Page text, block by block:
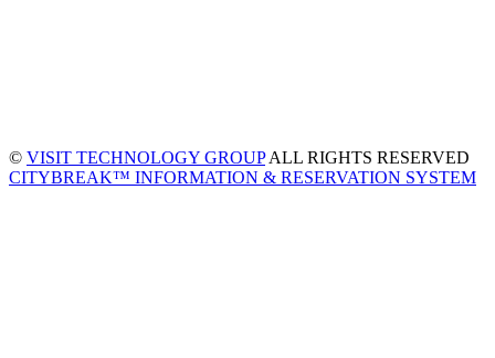
© VISIT TECHNOLOGY GROUPALL RIGHTS RESERVED
CITYBREAK™ INFORMATION & RESERVATION SYSTEM